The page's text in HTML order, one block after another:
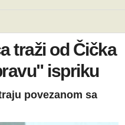
traži od Čička
ispriku
povezanom sa